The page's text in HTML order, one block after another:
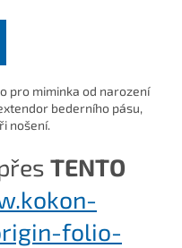
pro miminka od narození
bederního pásu,
nošení.
TENTO
folio-